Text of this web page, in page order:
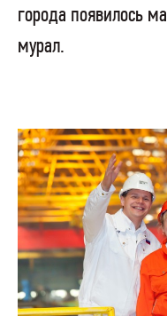
города появилось
мурал.